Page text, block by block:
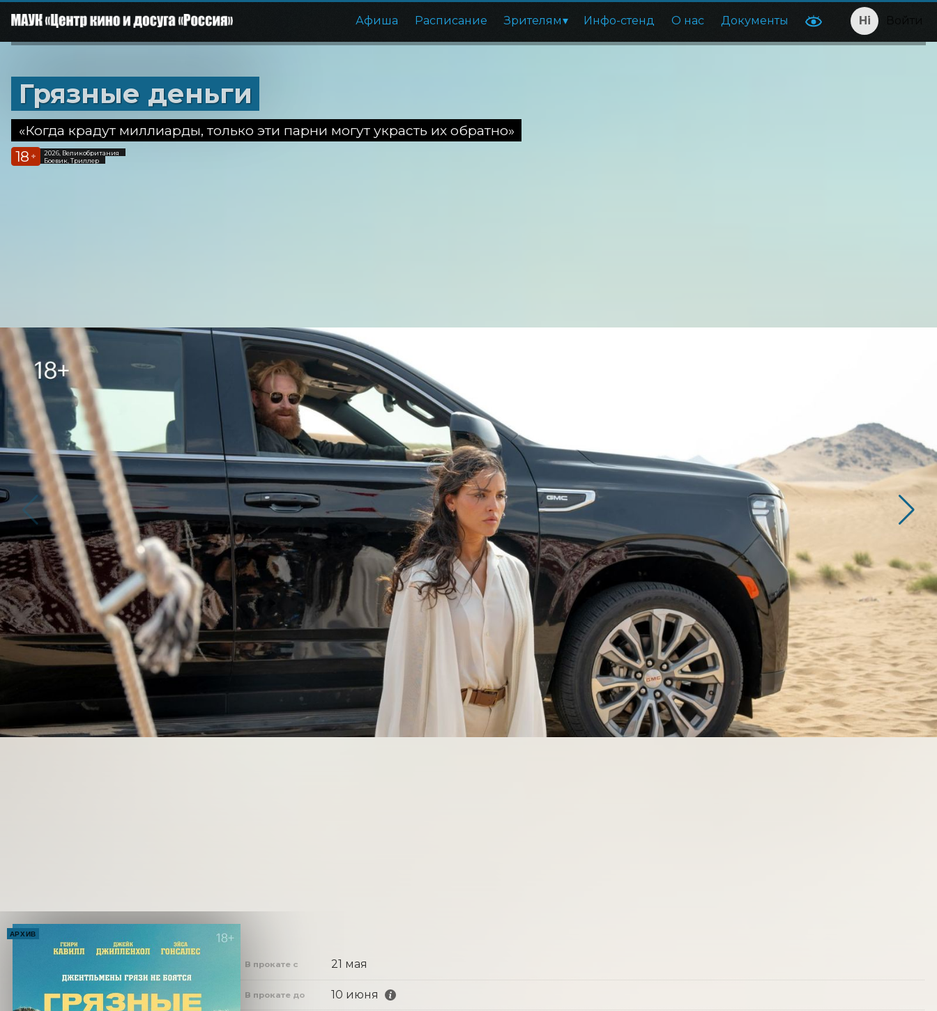
Афиша Расписание Зрителям Инфо-стенд О нас Документы
Грязные деньги
«Когда крадут миллиарды, только эти парни могут украсть их обратно»
18 +
2026, Великобритания
Боевик, Триллер
АРХИВ
В прокате с 21 мая
В прокате до 10 июня